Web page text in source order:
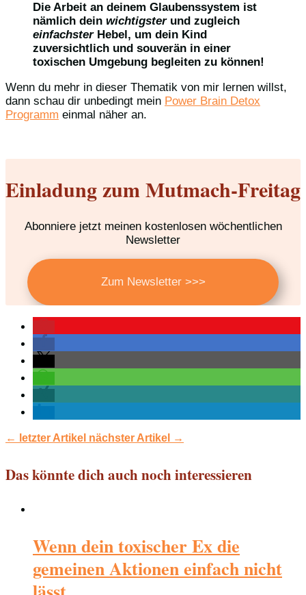
Die Arbeit an deinem Glaubenssystem ist
nämlich dein wichtigsterund zugleich
einfachsterHebel, um dein Kind
zuversichtlich und souverän in einer
toxischen Umgebung begleiten zu können!
Wenn du mehr in dieser Thematik von mir lernen willst,
dann schau dir unbedingt mein Power Brain Detox
Programm einmal näher an.
Einladung zum Mutmach-Freitag
Abonniere jetzt meinen kostenlosen wöchentlichen
Newsletter
Zum Newsletter >>>
← letzter Artikel nächster Artikel →
Das könnte dich auch noch interessieren
Wenn dein toxischer Ex die
gemeinen Aktionen einfach nicht